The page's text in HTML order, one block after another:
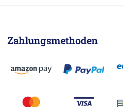
Zahlungsmethoden